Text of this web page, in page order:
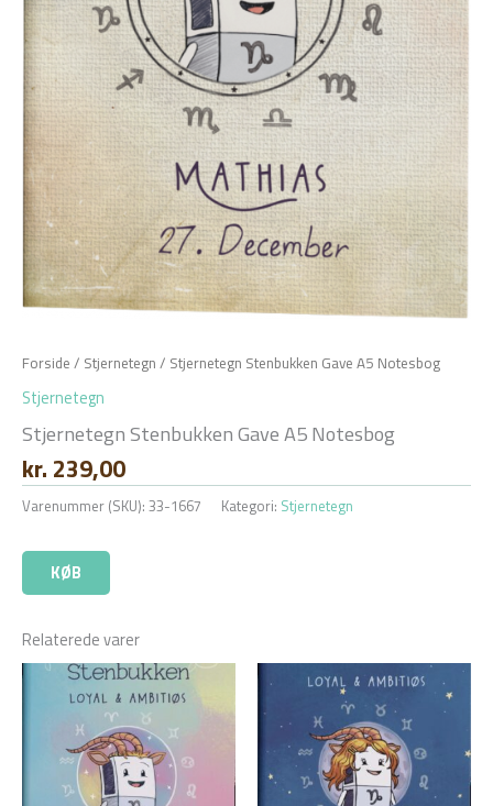
Forside / Stjernetegn / Stjernetegn Stenbukken Gave A5 Notesbog
Stjernetegn
Stjernetegn Stenbukken Gave A5 Notesbog
kr. 239,00
Varenummer (SKU): 33-1667 Kategori: Stjernetegn
KØB
Relaterede varer